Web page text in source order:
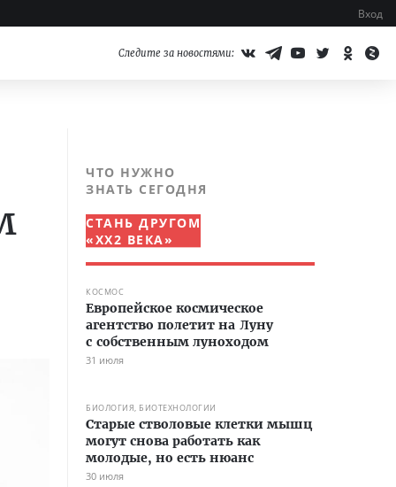
Вход
Следите за новостями:
ЧТО НУЖНО
ЗНАТЬ СЕГОДНЯ
СТАНЬ ДРУГОМ
«XX2 ВЕКА»
КОСМОС
Европейское космическое
агентство полетит на Луну
с собственным луноходом
31 июля
БИОЛОГИЯ, БИОТЕХНОЛОГИИ
Старые стволовые клетки мышц
могут снова работать как
молодые, но есть нюанс
30 июля